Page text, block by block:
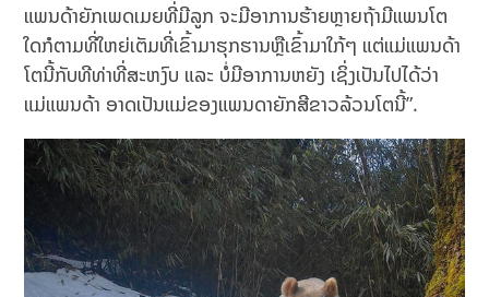
ແພນດ້າຍັກເພດເມຍທີ່ມີລູກ ຈະມີອາການຮ້າຍຫຼາຍຖ້າມີແພນໂຕ
ໃດກໍຕາມທີ່ໃຫຍ່ເຕັມທີ່ເຂົ້າມາຮຸກຮານຫຼືເຂົ້າມາໃກ້ໆ ແຕ່ແມ່ແພນດ້າ
ໂຕນີ້ກັບທີທ່າທີ່ສະຫງົບ ແລະ ບໍ່ມີອາການຫຍັງ ເຊິ່ງເປັນໄປໄດ້ວ່າ
ແມ່ແພນດ້າ ອາດເປັນແມ່ຂອງແພນດາຍັກສີຂາວລ້ວນໂຕນີ້”.